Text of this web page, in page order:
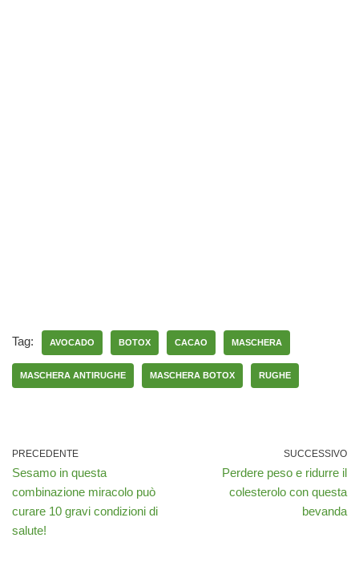
Tag: AVOCADO BOTOX CACAO MASCHERA
MASCHERA ANTIRUGHE MASCHERA BOTOX RUGHE
PRECEDENTE
Sesamo in questa
combinazione miracolo può
curare 10 gravi condizioni di
salute!
SUCCESSIVO
Perdere peso e ridurre il
colesterolo con questa
bevanda